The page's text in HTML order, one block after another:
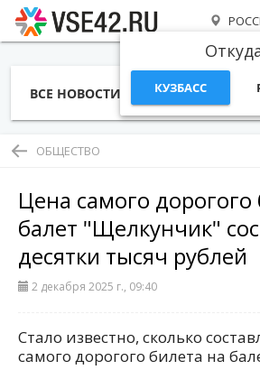
КУЗБАСС
ВСЕ НОВОСТИ СТАТЬИ ТЕМЫ
ОБЩЕСТВО
Цена самого дорогого
балет "Щелкунчик"
десятки тысяч рублей
2 декабря 2025 г., 09:40
Стало известно, сколько
самого дорогого билета на